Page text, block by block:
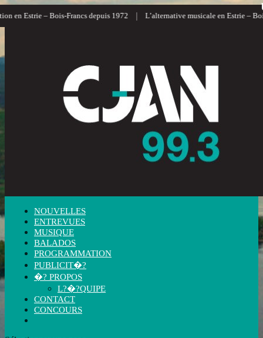
en Estrie – Bois-Francs depuis 1972 | L’alternative musicale en Estrie – Bois-
NOUVELLES
ENTREVUES
MUSIQUE
BALADOS
PROGRAMMATION
PUBLICIT�?
�? PROPOS
L?�?QUIPE
CONTACT
CONCOURS